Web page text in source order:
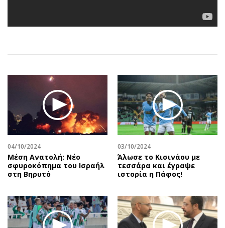
Κύπρος
Κληρώσεις Allwyn
Οικονομία
Real Estate
Επιχειρήσεις
Αγορές
Money Review
AstroBank Properties
Ενέργεια
Ναυτιλία
Νέα
Αυτοκίνηση
Αφιερώματα
Πολιτική
Οικονομία
Γενικά
Αναδρομές
Πρόσωπα
Περιβάλλον
Γυναίκα
Showbiz
04/10/2024
Mέση Ανατολή: Νέο
σφυροκόπημα του Ισραήλ
στη Βηρυτό
03/10/2024
Άλωσε το Κισινάου με
τεσσάρα και έγραψε
ιστορία η Πάφος!